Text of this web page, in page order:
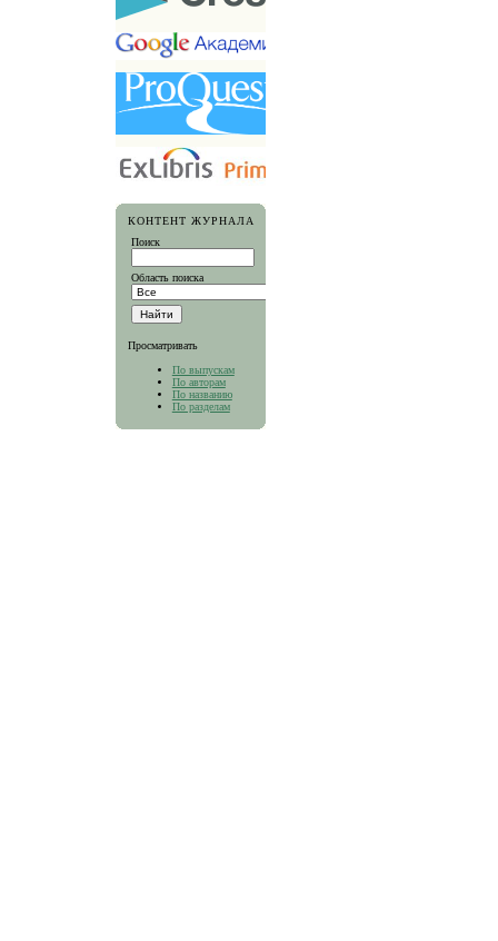
КОНТЕНТ ЖУРНАЛА
Поиск
Область поиска
Просматривать
По выпускам
По авторам
По названию
По разделам